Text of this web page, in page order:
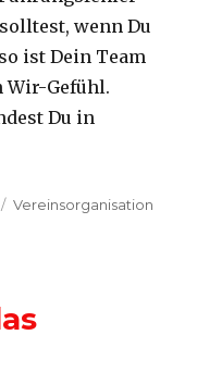
wenn Du
ist Dein Team
Wir-Gefühl.
Du in
unbedingt
Kategorien
Vereinsorganisation